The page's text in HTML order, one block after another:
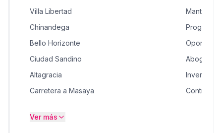
Villa Libertad
Chinandega
Bello Horizonte
Ciudad Sandino
Altagracia
Carretera a Masaya
León
Abogados
Ver más